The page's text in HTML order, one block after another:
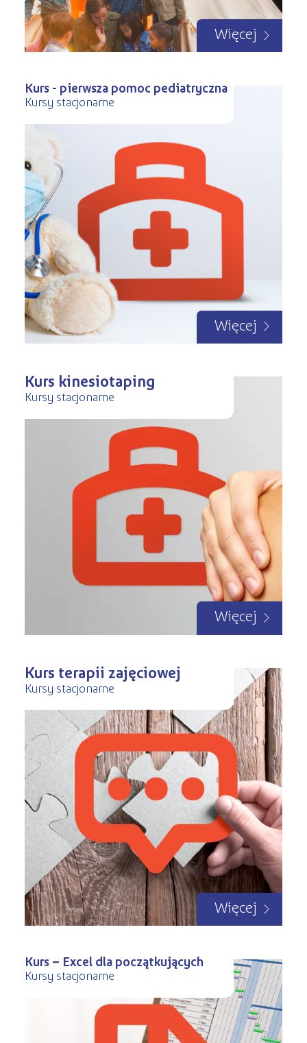
Więcej
Kurs - pierwsza pomoc pediatryczna
Kursy stacjonarne
Więcej
Kurs kinesiotaping
Kursy stacjonarne
Więcej
Kurs terapii zajęciowej
Kursy stacjonarne
Więcej
Kurs – Excel dla początkujących
Kursy stacjonarne